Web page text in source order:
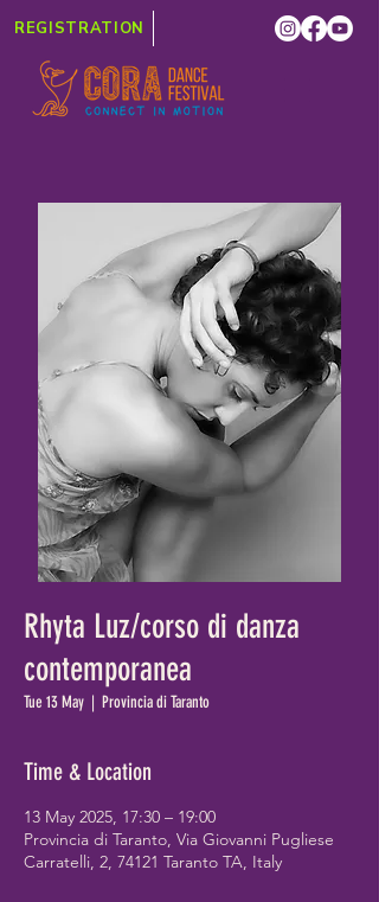
REGISTRATION
Rhyta Luz/corso di danza
contemporanea
Tue 13 May
  |
Provincia di Taranto
Time & Location
13 May 2025, 17:30 – 19:00
Provincia di Taranto, Via Giovanni Pugliese
Carratelli, 2, 74121 Taranto TA, Italy